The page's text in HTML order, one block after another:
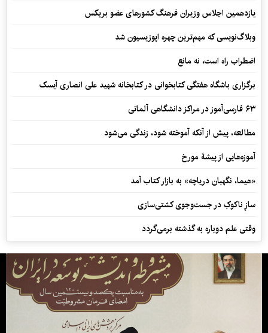
یازدهمین اجلاس وزیران فرهنگ کشورهای عضو بریکس
وبلاگ‌نویسی که مهم‌ترین چهره اپوزیسیون شد
اضطراب راه است، نه مانع
برگزاری باشگاه هفتگی کتابخوانی در کتابخانه شهید علی انصاری آیسک
۶۳ فارسی‌آموز در مراکز دانشگاهی آلماتی
مطالعه، پیش از آنکه آموخته شود، زندگی می‌شود
آموزه‌هایی از پیشۀ مورخ
«هیما، نگهبان دریاچه» به بازار کتاب آمد
سازِ ناکوکِ در جست‌وجوی کشتی‌سازی
وقتی علم دوباره به گذشته برمی‌گردد